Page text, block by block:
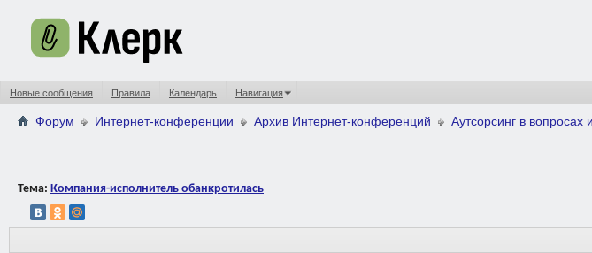
Новые сообщения Правила Календарь Навигация
Форум Интернет-конференции Архив Интернет-конференций Аутсорсинг в вопросах
Тема: Компания-исполнитель обанкротилась